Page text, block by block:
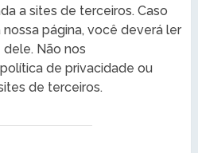
a sites de terceiros. Caso
página, você deverá ler
Não nos
de privacidade ou
de terceiros.